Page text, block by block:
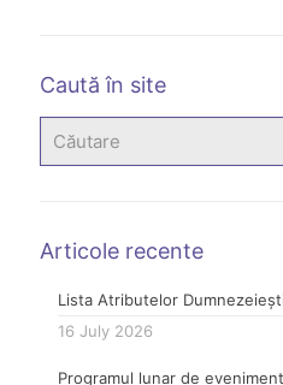
Caută în site
Articole recente
Lista Atributelor Dumnezeiești
16 July 2026
Programul lunar de